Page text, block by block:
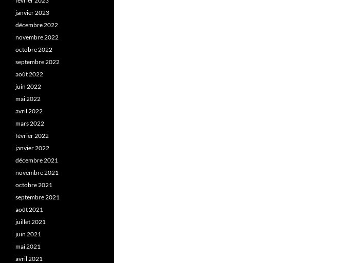
janvier 2023
décembre 2022
novembre 2022
octobre 2022
septembre 2022
août 2022
juin 2022
mai 2022
avril 2022
mars 2022
février 2022
janvier 2022
décembre 2021
novembre 2021
octobre 2021
septembre 2021
août 2021
juillet 2021
juin 2021
mai 2021
avril 2021